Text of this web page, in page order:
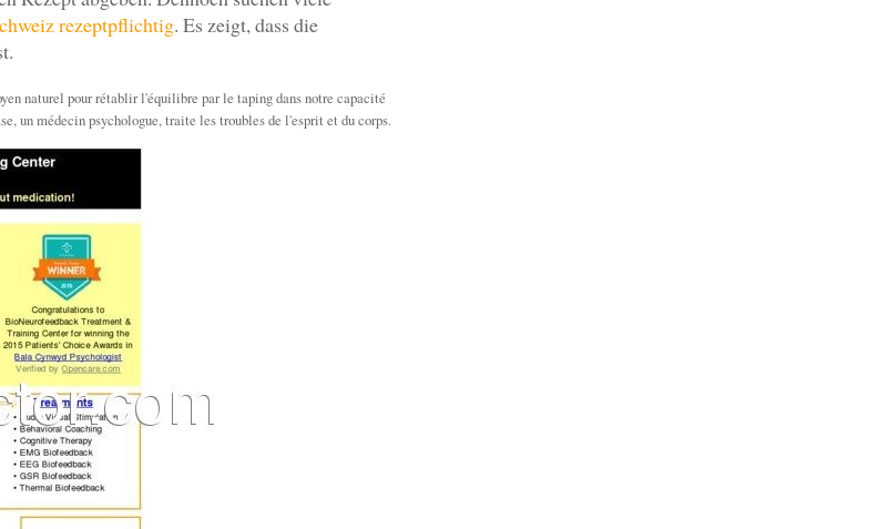
rezeptpflichtig. Es zeigt, dass die
naturel pour rétablir l'équilibre par le taping dans notre capacité
un médecin psychologue, traite les troubles de l'esprit et du corps.